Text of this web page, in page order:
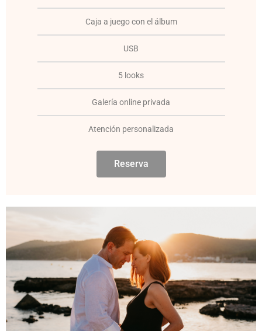
Caja a juego con el álbum
USB
5 looks
Galería online privada
Atención personalizada
Reserva